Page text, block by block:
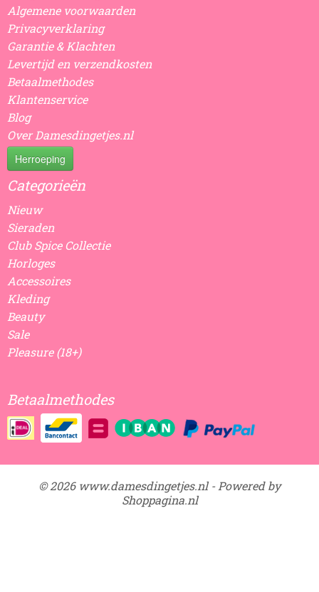
Algemene voorwaarden
Privacyverklaring
Garantie & Klachten
Levertijd en verzendkosten
Betaalmethodes
Klantenservice
Blog
Over Damesdingetjes.nl
Herroeping
Categorieën
Nieuw
Sieraden
Club Spice Collectie
Horloges
Accessoires
Kleding
Beauty
Sale
Pleasure (18+)
Betaalmethodes
© 2026 www.damesdingetjes.nl - Powered by
Shoppagina.nl